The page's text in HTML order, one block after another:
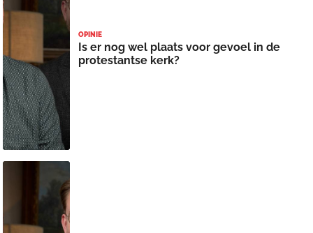
OPINIE
Is er nog wel plaats voor gevoel in de
protestantse kerk?